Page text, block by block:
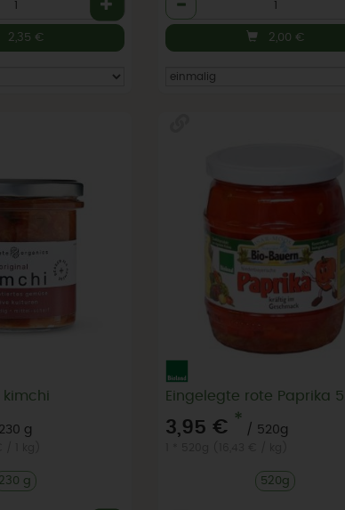
2,35 € 2,00 €
g
230 g
3,95 € *
/ 520g
520g